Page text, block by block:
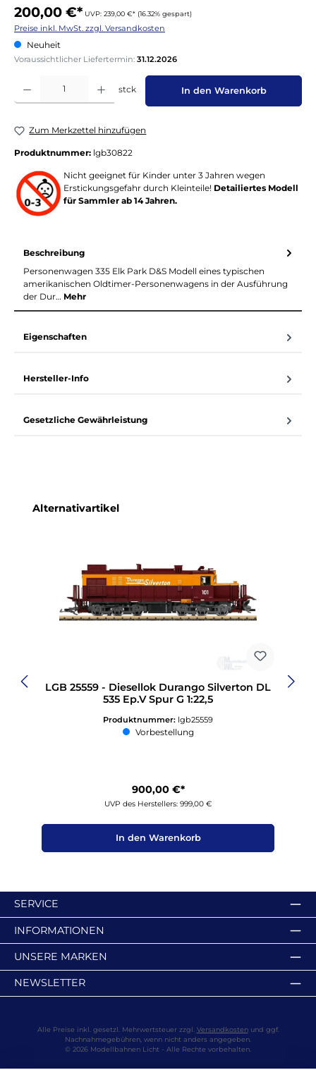
200,00 €* UVP: 239,00 €* (16.32% gespart)
Preise inkl. MwSt. zzgl. Versandkosten
Neuheit
Voraussichtlicher Liefertermin: 31.12.2026
Produkt Anzahl: Gib den gewünschten Wert ein oder benutze die Schaltflächen um
stck In den Warenkorb
Zum Merkzettel hinzufügen
Produktnummer: lgb30822
Nicht geeignet für Kinder unter 3 Jahren wegen
Erstickungsgefahr durch Kleinteile! Detailiertes Modell
für Sammler ab 14 Jahren.
Beschreibung
Personenwagen 335 Elk Park D&S Modell eines typischen
amerikanischen Oldtimer-Personenwagens in der Ausführung
der Dur… Mehr
Eigenschaften
Hersteller-Info
Gesetzliche Gewährleistung
Produktgalerie überspringen
Alternativartikel
LGB 25559 - Diesellok Durango Silverton DL
535 Ep.V Spur G 1:22,5
Produktnummer: lgb25559
Vorbestellung
900,00 €*
UVP des Herstellers: 999,00 €
In den Warenkorb
SERVICE
INFORMATIONEN
UNSERE MARKEN
NEWSLETTER
Alle Preise inkl. gesetzl. Mehrwertsteuer zzgl. Versandkostenund ggf.
Nachnahmegebühren, wenn nicht anders angegeben.
© 2026 Modellbahnen Licht - Alle Rechte vorbehalten.